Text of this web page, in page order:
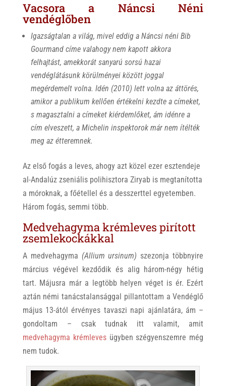
Vacsora a Náncsi Néni
vendéglőben
Igazságtalan a világ, mivel eddig a Náncsi néni Bib
Gourmand címe valahogy nem kapott akkora
felhajtást, amekkorát sanyarú sorsú hazai
vendéglátásunk körülményei között joggal
megérdemelt volna. Idén (2010) lett volna az áttörés,
amikor a publikum kellően értékelni kezdte a címeket,
s magasztalni a címeket kiérdemlőket, ám idénre a
cím elveszett, a Michelin inspektorok már nem ítélték
meg az étteremnek.
Az első fogás a leves, ahogy azt közel ezer esztendeje
al-Andalúz zseniális polihisztora Ziryab is megtanította
a móroknak, a főétellel és a desszerttel egyetemben.
Három fogás, semmi több.
Medvehagyma krémleves pirított
zsemlekockákkal
A medvehagyma (Allium ursinum) szezonja többnyire
március végével kezdődik és alig három-négy hétig
tart. Májusra már a legtöbb helyen véget is ér. Ezért
aztán némi tanácstalansággal pillantottam a Vendéglő
május 13-ától érvényes tavaszi napi ajánlatára, ám –
gondoltam – csak tudnak itt valamit, amit
medvehagyma krémlevesügyben szégyenszemre még
nem tudok.